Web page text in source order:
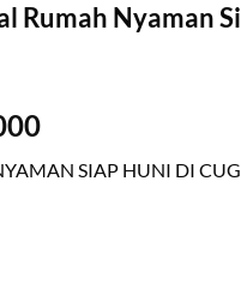
Rumah Nyaman
SIAP HUNI DI